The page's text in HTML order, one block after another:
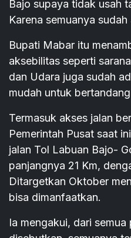
Bajo supaya tidak usah
Karena semuanya
Bupati Mabar itu
aksebilitas seperti
dan Udara juga sudah
mudah untuk
Termasuk akses jalan
Pemerintah Pusat saat
jalan Tol Labuan Bajo-
panjangnya 21 Km,
Ditargetkan Oktober
bisa dimanfaatkan.
Ia mengakui, dari